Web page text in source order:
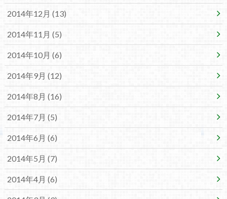
2014年12月 (13)
2014年11月 (5)
2014年10月 (6)
2014年9月 (12)
2014年8月 (16)
2014年7月 (5)
2014年6月 (6)
2014年5月 (7)
2014年4月 (6)